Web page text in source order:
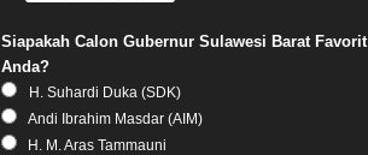
Siapakah Calon Gubernur Sulawesi Barat Favorit
Anda?
H. Suhardi Duka (SDK)
Andi Ibrahim Masdar (AIM)
H. M. Aras Tammauni